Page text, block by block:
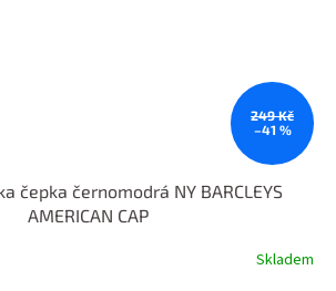
249 Kč
–41 %
čepka černomodrá NY BARCLEYS
AMERICAN CAP
Skladem